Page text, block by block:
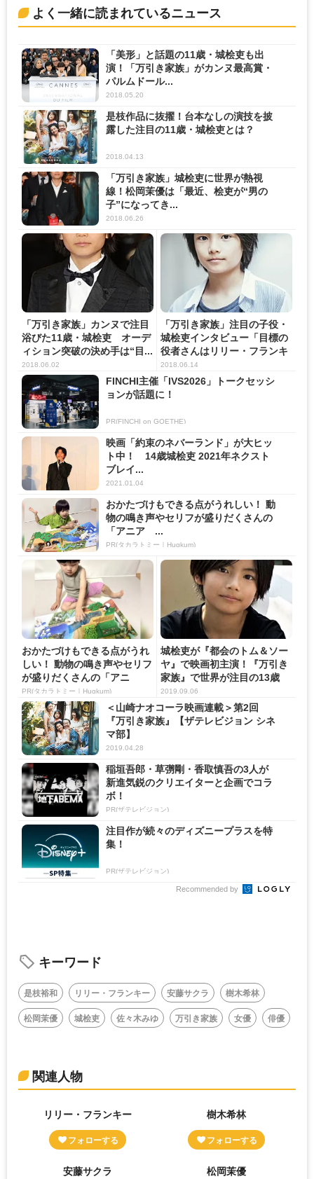
よく一緒に読まれているニュース
「美形」と話題の11歳・城桧吏も出
演！「万引き家族」がカンヌ最高賞・
パルムドール...
2018.05.20
是枝作品に抜擢！台本なしの演技を披
露した注目の11歳・城桧吏とは？
2018.04.13
「万引き家族」城桧吏に世界が熱視
線！松岡茉優は「最近、桧吏が“男の
子”になってき...
2018.06.26
「万引き家族」カンヌで注目
浴びた11歳・城桧吏 オーデ
ィション突破の決め手は“目...
2018.06.02
「万引き家族」注目の子役・
城桧吏インタビュー「目標の
役者さんはリリー・フランキ
ー...
2018.06.14
FINCHI主催「IVS2026」トークセッシ
ョンが話題に！
PR(FINCHI on GOETHE)
映画「約束のネバーランド」が大ヒッ
ト中！ 14歳城桧吏 2021年ネクスト
ブレイ...
2021.01.04
おかたづけもできる点がうれしい！ 動
物の鳴き声やセリフが盛りだくさんの
「アニア ...
PR(タカラトミー｜Hugkum)
おかたづけもできる点がうれ
しい！ 動物の鳴き声やセリフ
が盛りだくさんの「アニ
ア ...
PR(タカラトミー｜Hugkum)
城桧吏が『都会のトム＆ソー
ヤ』で映画初主演！『万引き
家族』で世界が注目の13歳
2019.09.06
＜山崎ナオコーラ映画連載＞第2回
『万引き家族』【ザテレビジョン シネ
マ部】
2019.04.28
稲垣吾郎・草彅剛・香取慎吾の3人が
新進気鋭のクリエイターと企画でコラ
ボ！
PR(ザテレビジョン)
注目作が続々のディズニープラスを特
集！
PR(ザテレビジョン)
Recommended by
キーワード
是枝裕和 リリー・フランキー 安藤サクラ
樹木希林
松岡茉優
城桧吏 佐々木みゆ 万引き家族 女優 俳優
関連人物
リリー・フランキー 樹木希林
安藤サクラ 松岡茉優